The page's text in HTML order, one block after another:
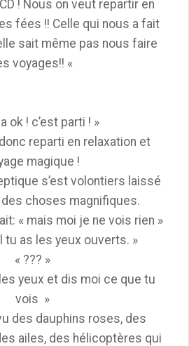
! Nous on veut repartir en
fées !! Celle qui nous a fait
sait même pas nous faire
voyages!! «
ok ! c’est parti ! »
reparti en relaxation et
magique !
s’est volontiers laissé
choses magnifiques.
« mais moi je ne vois rien »
tu as les yeux ouverts. »
« ??? »
yeux et dis moi ce que tu
vois »
des dauphins roses, des
ailes, des hélicoptères qui